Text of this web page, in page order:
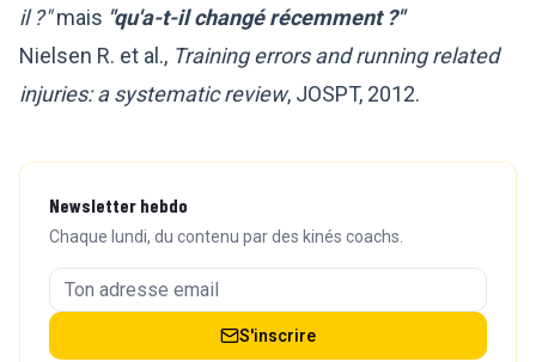
il ?"mais "qu'a-t-il changé récemment ?"
Nielsen R. et al., Training errors and running related
injuries: a systematic review, JOSPT, 2012.
Newsletter hebdo
Chaque lundi, du contenu par des kinés coachs.
S'inscrire